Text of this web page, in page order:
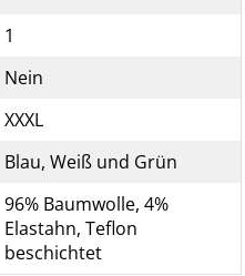
1
Nein
XXXL
Blau, Weiß und Grün
96% Baumwolle, 4%
Elastahn, Teflon
beschichtet